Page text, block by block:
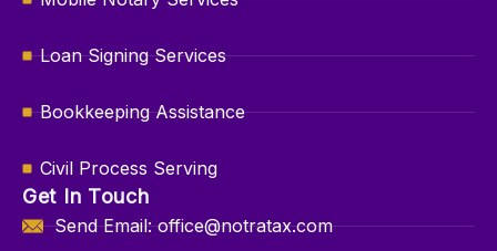
Loan Signing Services
Bookkeeping Assistance
Civil Process Serving
Get In Touch
Send Email: office@notratax.com